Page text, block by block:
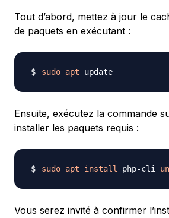
Tout d’abord, mettez à jour le
de paquets en exécutant :
sudo apt
Ensuite, exécutez la commande
installer les paquets requis :
sudo apt install php-cli
Vous serez invité à confirmer